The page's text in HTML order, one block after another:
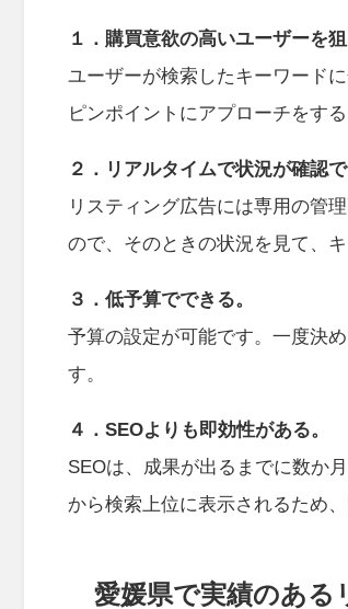
１．購買意欲の高いユーザーを
ユーザーが検索したキーワード
ピンポイントにアプローチをす
２．リアルタイムで状況が確認で
リスティング広告には専用の管
ので、そのときの状況を見て、
３．低予算でできる。
予算の設定が可能です。一度決
す。
４．SEOよりも即効性がある。
SEOは、成果が出るまでに数か
から検索上位に表示されるため
愛媛県で実績のある